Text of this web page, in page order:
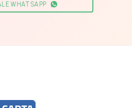
WHATSAPP